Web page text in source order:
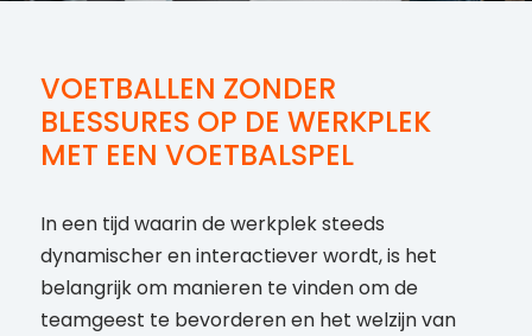
VOETBALLEN ZONDER
BLESSURES OP DE WERKPLEK
MET EEN VOETBALSPEL
In een tijd waarin de werkplek steeds
dynamischer en interactiever wordt, is het
belangrijk om manieren te vinden om de
teamgeest te bevorderen en het welzijn van